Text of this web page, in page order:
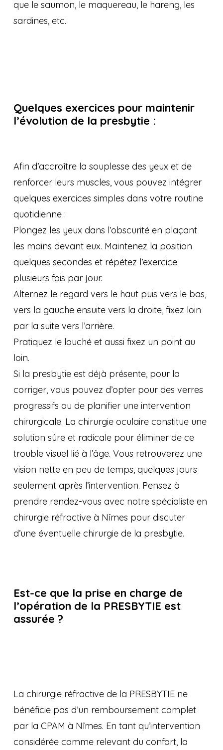
que le saumon, le maquereau, le hareng, les
sardines, etc.
Quelques exercices pour maintenir
l’évolution de la presbytie :
Afin d’accroître la souplesse des yeux et de
renforcer leurs muscles, vous pouvez intégrer
quelques exercices simples dans votre routine
quotidienne :
Plongez les yeux dans l’obscurité en plaçant
les mains devant eux. Maintenez la position
quelques secondes et répétez l’exercice
plusieurs fois par jour.
Alternez le regard vers le haut puis vers le bas,
vers la gauche ensuite vers la droite, fixez loin
par la suite vers l’arrière.
Pratiquez le louché et aussi fixez un point au
loin.
Si la presbytie est déjà présente, pour la
corriger, vous pouvez d’opter pour des verres
progressifs ou de planifier une intervention
chirurgicale. La chirurgie oculaire constitue une
solution sûre et radicale pour éliminer de ce
trouble visuel lié à l’âge. Vous retrouverez une
vision nette en peu de temps, quelques jours
seulement après l’intervention. Pensez à
prendre rendez-vous avec notre spécialiste en
chirurgie réfractive à Nîmes pour discuter
d’une éventuelle chirurgie de la presbytie.
Est-ce que la prise en charge de
l’opération de la PRESBYTIE est
assurée ?
La chirurgie réfractive de la PRESBYTIE ne
bénéficie pas d’un remboursement complet
par la CPAM à Nîmes. En tant qu’intervention
considérée comme relevant du confort, la